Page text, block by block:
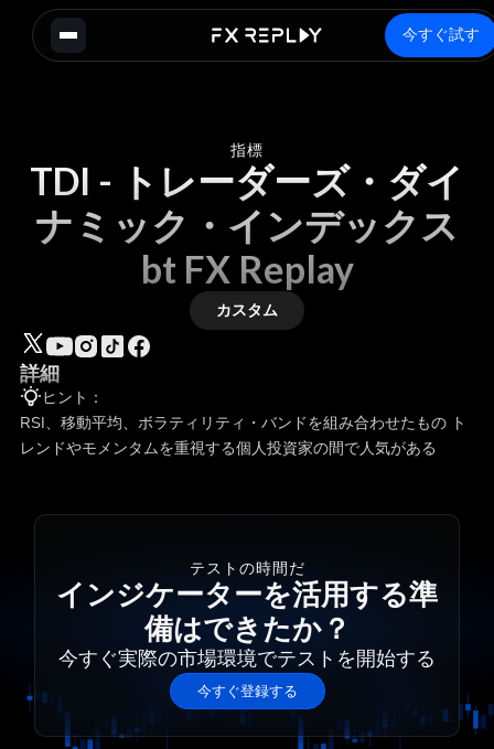
今すぐ試す
指標
TDI - トレーダーズ・ダイ
ナミック・インデックス
bt FX Replay
カスタム
詳細
ヒント：
RSI、移動平均、ボラティリティ・バンドを組み合わせたもの ト
レンドやモメンタムを重視する個人投資家の間で人気がある
テストの時間だ
インジケーターを活用する準
備はできたか？
今すぐ実際の市場環境でテストを開始する
今すぐ登録する